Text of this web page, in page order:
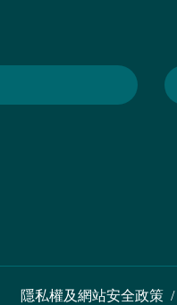
隱私權及網站安全政策 /